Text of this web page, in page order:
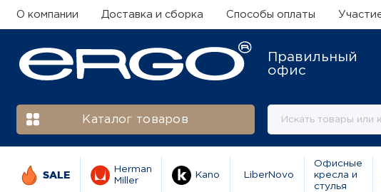
О компании Доставка и сборка Способы оплаты
Правильный
офис
Каталог товаров
SALE
Herman
Miller
Kano LiberNovo
Офисные
кресла и
стулья